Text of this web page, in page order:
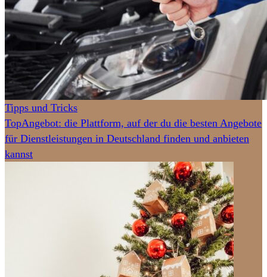
Tipps und Tricks
TopAngebot: die Plattform, auf der du die besten Angebote
für Dienstleistungen in Deutschland finden und anbieten
kannst